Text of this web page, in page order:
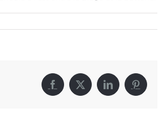
Facebook
X LinkedInPinterest